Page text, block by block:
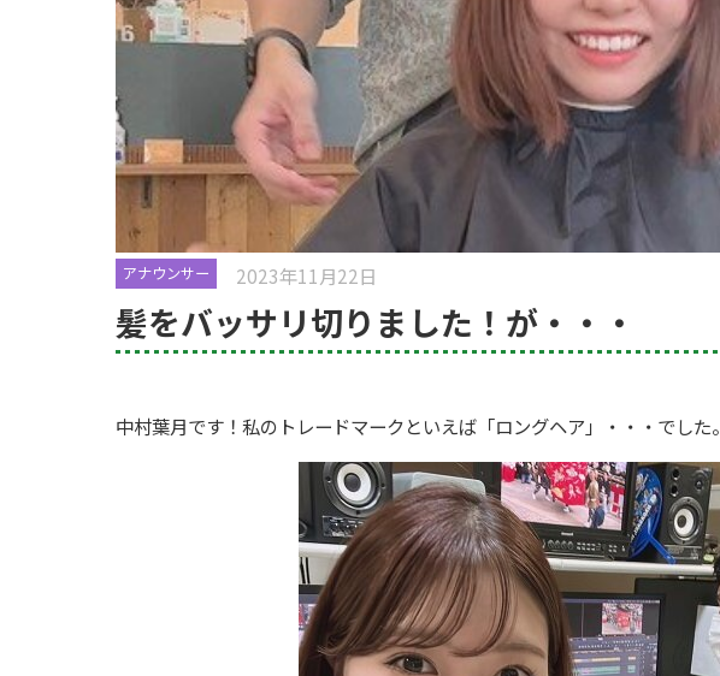
アナウンサー 2023年11月22日
髪をバッサリ切りました！が・・・
中村葉月です！私のトレードマークといえば「ロングヘア」・・・でした。